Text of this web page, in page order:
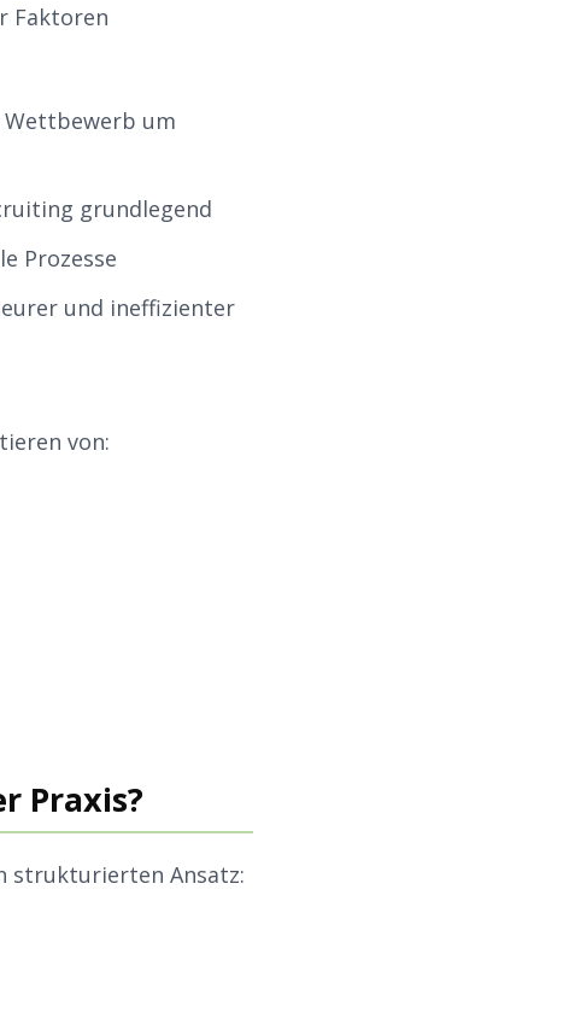
Faktoren
Wettbewerb um
grundlegend
Prozesse
und ineffizienter
von:
Praxis?
strukturierten Ansatz: